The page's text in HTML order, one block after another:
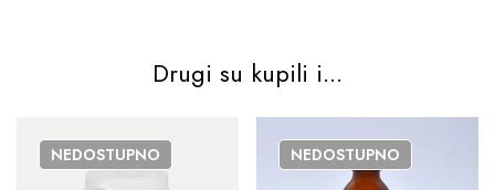
Drugi su kupili i...
NEDOSTUPNO NEDOSTUPNO